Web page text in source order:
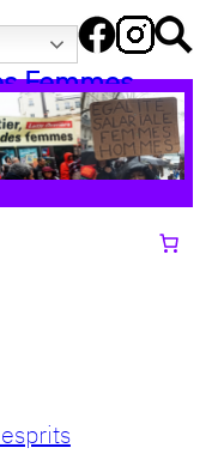
Femmes